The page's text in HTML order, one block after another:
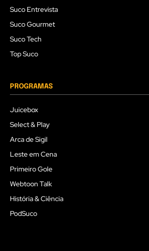
Suco Entrevista
Suco Gourmet
Suco Tech
Top Suco
PROGRAMAS
Juicebox
Select & Play
Arca de Sigil
Leste em Cena
Primeiro Gole
Webtoon Talk
História & Ciência
PodSuco